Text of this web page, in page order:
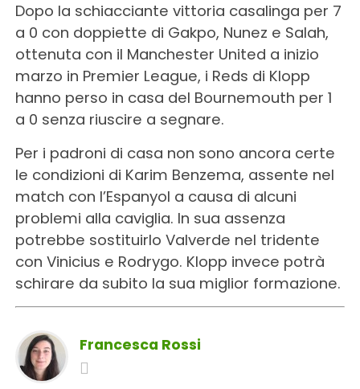
Dopo la schiacciante vittoria casalinga per 7
a 0 con doppiette di Gakpo, Nunez e Salah,
ottenuta con il Manchester United a inizio
marzo in Premier League, i Reds di Klopp
hanno perso in casa del Bournemouth per 1
a 0 senza riuscire a segnare.
Per i padroni di casa non sono ancora certe
le condizioni di Karim Benzema, assente nel
match con l’Espanyol a causa di alcuni
problemi alla caviglia. In sua assenza
potrebbe sostituirlo Valverde nel tridente
con Vinicius e Rodrygo. Klopp invece potrà
schirare da subito la sua miglior formazione.
Francesca Rossi